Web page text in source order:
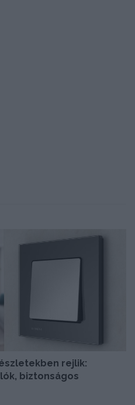
rejlik:
biztonságos